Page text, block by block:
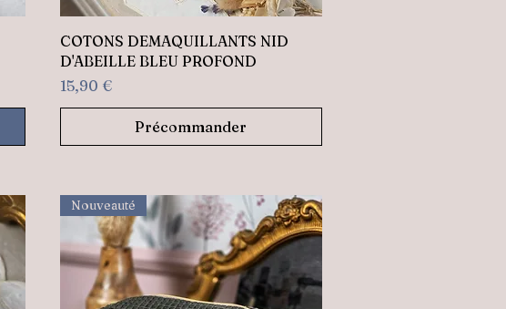
Aperçu rapide
COTONS DEMAQUILLANTS NID
D'ABEILLE BLEU PROFOND
Prix
15,90 €
Précommander
Nouveauté